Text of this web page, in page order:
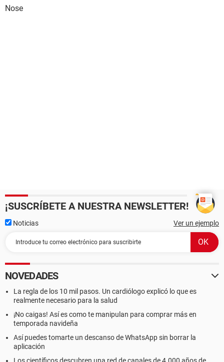
Nose
¡SUSCRÍBETE A NUESTRA NEWSLETTER!
Noticias Ver un ejemplo
NOVEDADES
La regla de los 10 mil pasos. Un cardiólogo explicó lo que es
realmente necesario para la salud
¡No caigas! Así es como te manipulan para comprar más en
temporada navideña
Así puedes tomarte un descanso de WhatsApp sin borrar la
aplicación